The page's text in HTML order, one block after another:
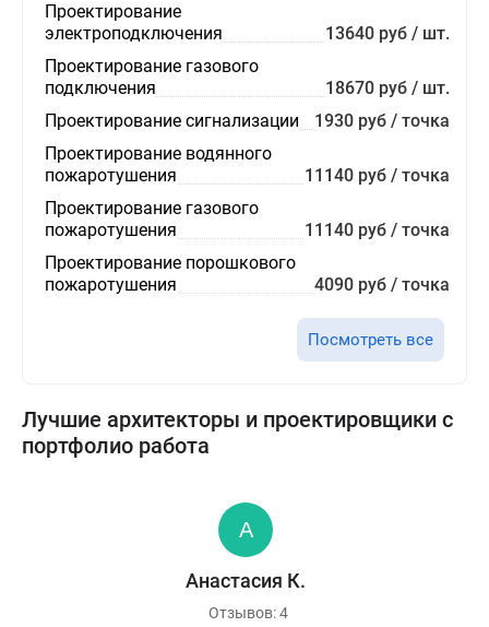
Проектирование
электроподключения
13640 руб / шт.
Проектирование газового
подключения
18670 руб / шт.
Проектирование сигнализации
1930 руб / точка
Проектирование водянного
пожаротушения
11140 руб / точка
Проектирование газового
пожаротушения
11140 руб / точка
Проектирование порошкового
пожаротушения
4090 руб / точка
Посмотреть все
Лучшие архитекторы и проектировщики с
портфолио работа
Анастасия К.
Отзывов: 4